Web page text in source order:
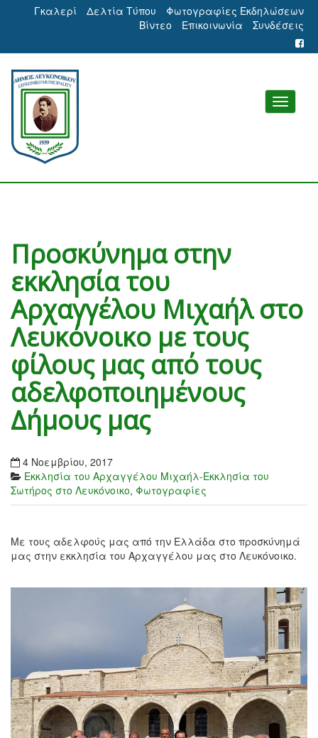
Γκαλερί Δελτία Τύπου
Φωτογραφίες Εκδηλώσεων
Βίντεο
Επικοινωνία Συνδέσεις
Προσκύνημα στην
εκκλησία του
Αρχαγγέλου Μιχαήλ στο
Λευκόνοικο με τους
φίλους μας από τους
αδελφοποιημένους
Δήμους μας
4 Νοεμβρίου, 2017
Εκκλησία του Αρχαγγέλου Μιχαήλ-Εκκλησία του
Σωτήρος στο Λευκόνοικο, Φωτογραφίες
Με τους αδελφούς μας από την Ελλάδα στο προσκύνημά
μας στην εκκλησία του Αρχαγγέλου μας στο Λευκόνοικο.